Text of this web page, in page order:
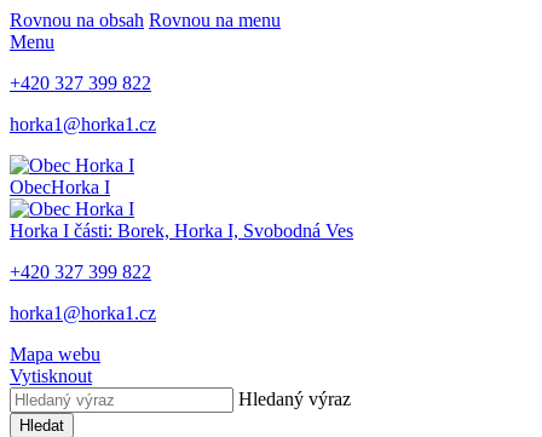
Rovnou na obsah Rovnou na menu
Menu
+420 327 399 822
horka1@horka1.cz
ObecHorka I
Horka I části: Borek, Horka I, Svobodná Ves
+420 327 399 822
horka1@horka1.cz
Mapa webu
Vytisknout
Hledaný výraz
Hledat